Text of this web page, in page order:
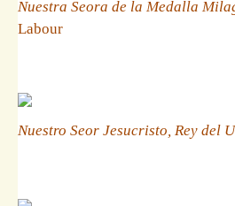
Nuestra Seora de la Medalla
Labour
Nuestro Seor Jesucristo, Rey del